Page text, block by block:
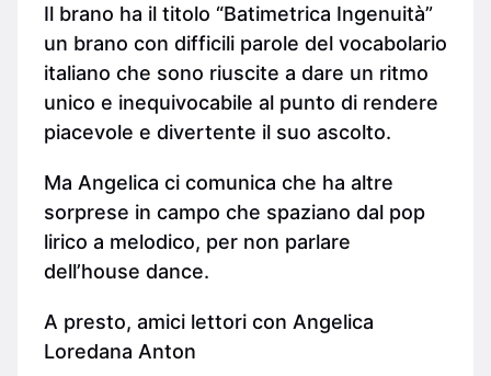
Il brano ha il titolo “Batimetrica Ingenuità”
un brano con difficili parole del vocabolario
italiano che sono riuscite a dare un ritmo
unico e inequivocabile al punto di rendere
piacevole e divertente il suo ascolto.
Ma Angelica ci comunica che ha altre
sorprese in campo che spaziano dal pop
lirico a melodico, per non parlare
dell’house dance.
A presto, amici lettori con Angelica
Loredana Anton